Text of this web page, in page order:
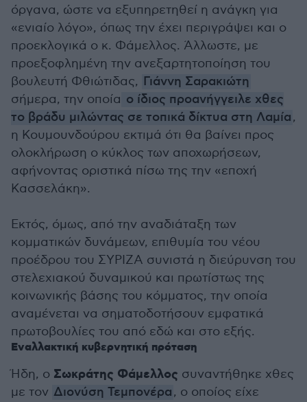
όργανα, ώστε να εξυπηρετηθεί η ανάγκη για
«ενιαίο λόγο», όπως την έχει περιγράψει και ο
προεκλογικά ο κ. Φάμελλος. Άλλωστε, με
προεξοφλημένη την ανεξαρτητοποίηση του
βουλευτή Φθιώτιδας, Γιάννη Σαρακιώτη
σήμερα, την οποία ο ίδιος προανήγγειλε χθες
το βράδυ μιλώντας σε τοπικά δίκτυα στη Λαμία,
η Κουμουνδούρου εκτιμά ότι θα βαίνει προς
ολοκλήρωση ο κύκλος των αποχωρήσεων,
αφήνοντας οριστικά πίσω της την «εποχή
Κασσελάκη».
Εκτός, όμως, από την αναδιάταξη των
κομματικών δυνάμεων, επιθυμία του νέου
προέδρου του ΣΥΡΙΖΑ συνιστά η διεύρυνση του
στελεχιακού δυναμικού και πρωτίστως της
κοινωνικής βάσης του κόμματος, την οποία
αναμένεται να σηματοδοτήσουν εμφατικά
πρωτοβουλίες του από εδώ και στο εξής.
Εναλλακτική κυβερνητική πρόταση
Ήδη, ο Σωκράτης Φάμελλος συναντήθηκε χθες
με τον Διονύση Τεμπονέρα, ο οποίος είχε